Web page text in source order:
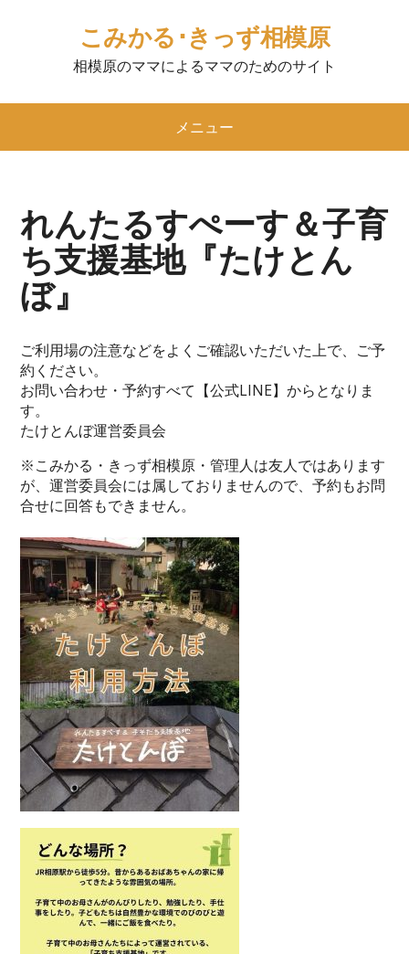
こみかる･きっず相模原
相模原のママによるママのためのサイト
メニュー
れんたるすぺーす＆子育
ち支援基地『たけとん
ぼ』
ご利用場の注意などをよくご確認いただいた上で、ご予
約ください。
お問い合わせ・予約すべて【公式LINE】からとなりま
す。
たけとんぼ運営委員会
※こみかる・きっず相模原・管理人は友人ではあります
が、運営委員会には属しておりませんので、予約もお問
合せに回答もできません。